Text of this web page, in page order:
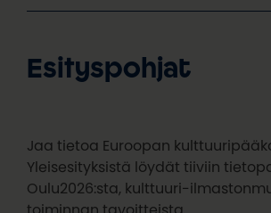
Esityspohjat
Jaa tietoa Euroopan
Yleisesityksistä löydät tiiviin
Oulu2026:sta, kulttuuri-
toiminnan tavoitteista.